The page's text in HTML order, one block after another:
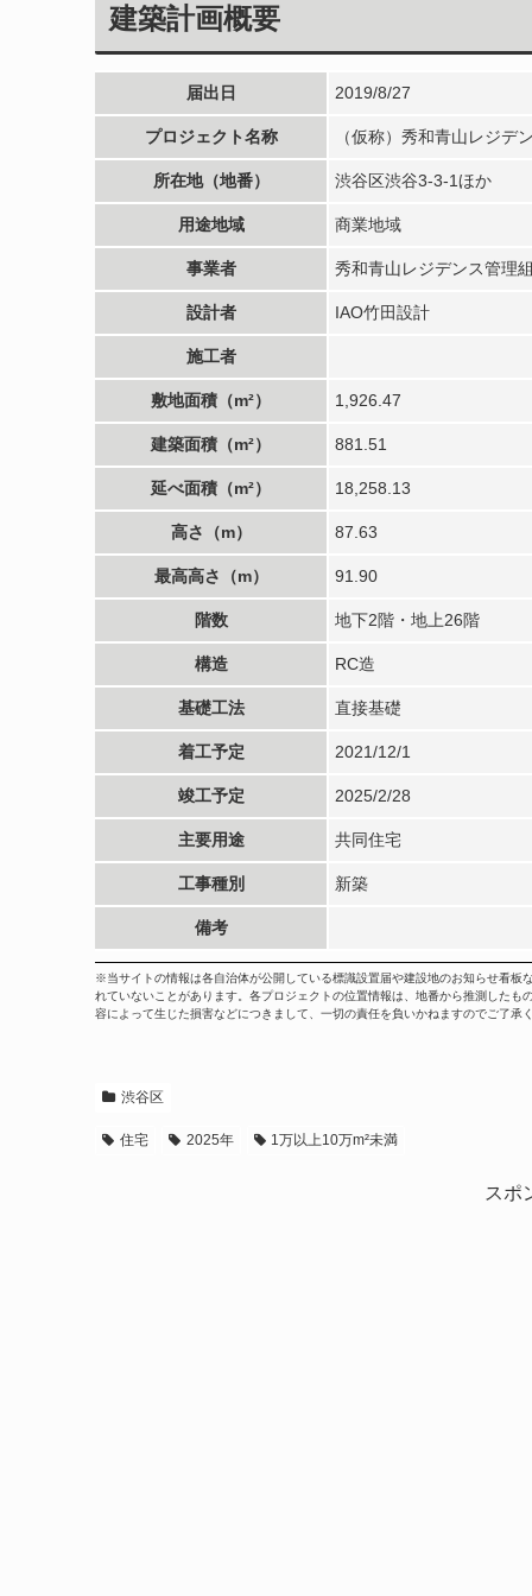
建築計画概要
届出日 2019/8/27
プロジェクト名称 （仮称）秀和青山レジデ
所在地（地番） 渋谷区渋谷3-3-1ほか
用途地域 商業地域
事業者 秀和青山レジデンス管理
設計者 IAO竹田設計
施工者
敷地面積（m²） 1,926.47
建築面積（m²） 881.51
延べ面積（m²） 18,258.13
高さ（m） 87.63
最高高さ（m） 91.90
階数 地下2階・地上26階
構造 RC造
基礎工法 直接基礎
着工予定 2021/12/1
竣工予定 2025/2/28
主要用途 共同住宅
工事種別 新築
備考
※当サイトの情報は各自治体が公開している標識設置届や建設地のお知らせ看
れていないことがあります。各プロジェクトの位置情報は、地番から推測した
容によって生じた損害などにつきまして、一切の責任を負いかねますのでご了承
渋谷区
住宅 2025年 1万以上10万m²未満
スポ